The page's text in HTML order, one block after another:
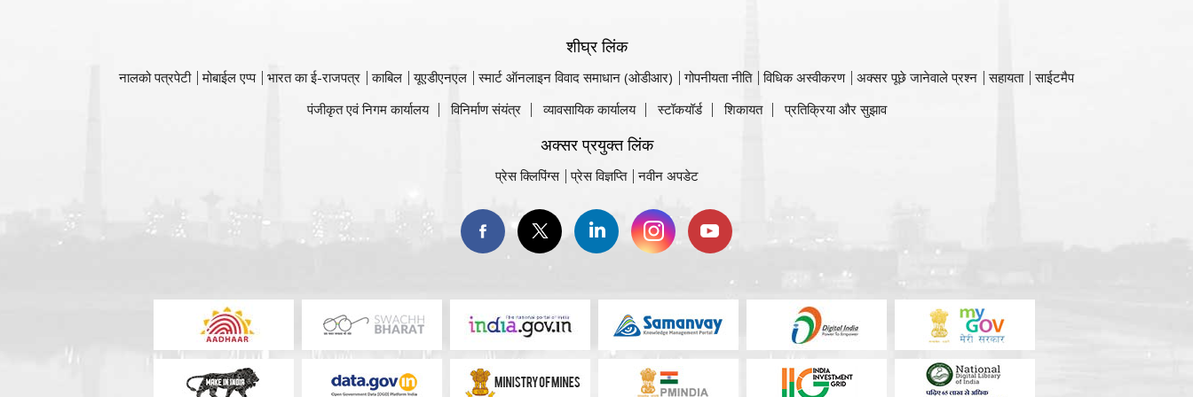
शीघ्र लिंक
नालको पत्रपेटी मोबाईल एप्प भारत का ई-राजपत्र काबिल यूएडीएनएल स्मार्ट ऑनलाइन विवाद समाधान (ओडीआर) गोपनीयता नीति विधिक अस्वीकरण अक्सर पूछे जानेवाले प्रश्न सहायता
साईटमैप
पंजीकृत एवं निगम कार्यालय
विनिर्माण संयंत्र व्यावसायिक कार्यालय स्टॉकयॉर्ड शिकायत प्रतिक्रिया और सुझाव
अक्सर प्रयुक्त लिंक
प्रेस क्लिपिंग्स प्रेस विज्ञप्ति नवीन अपडेट